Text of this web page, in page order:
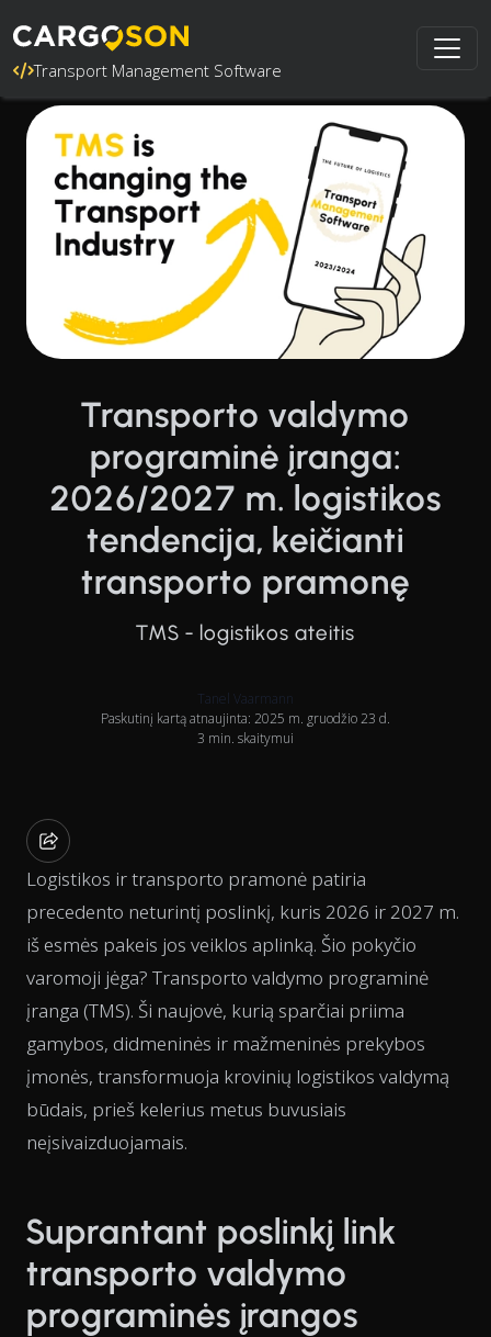
Transport Management Software
Transporto valdymo
programinė įranga:
2026/2027 m. logistikos
tendencija, keičianti
transporto pramonę
TMS - logistikos ateitis
Tanel Vaarmann
Paskutinį kartą atnaujinta: 2025 m. gruodžio 23 d.
3 min. skaitymui
Logistikos ir transporto pramonė patiria
precedento neturintį poslinkį, kuris 2026 ir 2027 m.
iš esmės pakeis jos veiklos aplinką. Šio pokyčio
varomoji jėga? Transporto valdymo programinė
įranga (TMS). Ši naujovė, kurią sparčiai priima
gamybos, didmeninės ir mažmeninės prekybos
įmonės, transformuoja krovinių logistikos valdymą
būdais, prieš kelerius metus buvusiais
neįsivaizduojamais.
Suprantant poslinkį link
transporto valdymo
programinės įrangos